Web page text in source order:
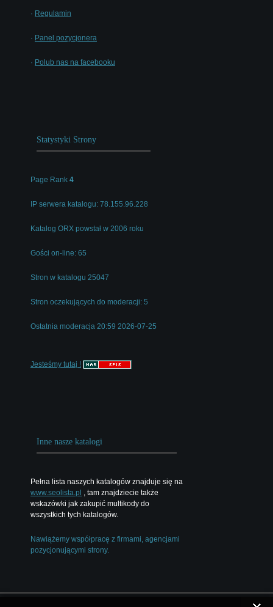
· Regulamin
· Panel pozycjonera
· Polub nas na facebooku
Statystyki Strony
Page Rank 4
IP serwera katalogu: 78.155.96.228
Katalog ORX powstał w 2006 roku
Gości on-line: 65
Stron w katalogu 25047
Stron oczekujących do moderacji: 5
Ostatnia moderacja 20:59 2026-07-25
Jesteśmy tutaj !
Inne nasze katalogi
Pełna lista naszych katalogów znajduje się na
www.seolista.pl , tam znajdziecie także
wskazówki jak zakupić multikody do
wszystkich tych katalogów.
Nawiążemy współpracę z firmami, agencjami
pozycjonującymi strony.